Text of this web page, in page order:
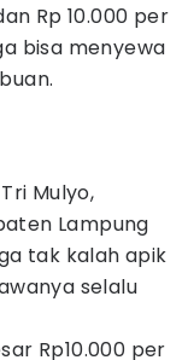
Rp 10.000 per
bisa menyewa
Mulyo,
Lampung
tak kalah apik
selalu
Rp10.000 per